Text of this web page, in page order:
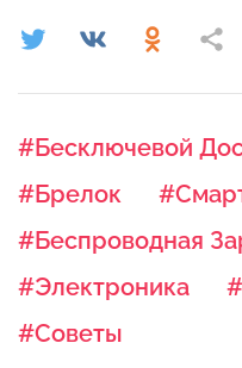
#Бесключевой
#Брелок
#Беспроводная
#Электроника
#Советы